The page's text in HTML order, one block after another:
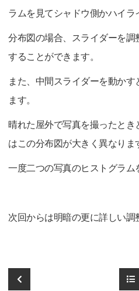
ラムを見てシャドウ側かハイ
分布図の場合、スライダーを調
することができます。
また、中間スライダーを動か
ます。
晴れた屋外で写真を撮ったと
はこの分布図が大きく異なりま
一度二つの写真のヒストグラム
次回からは明暗の更に詳しい調